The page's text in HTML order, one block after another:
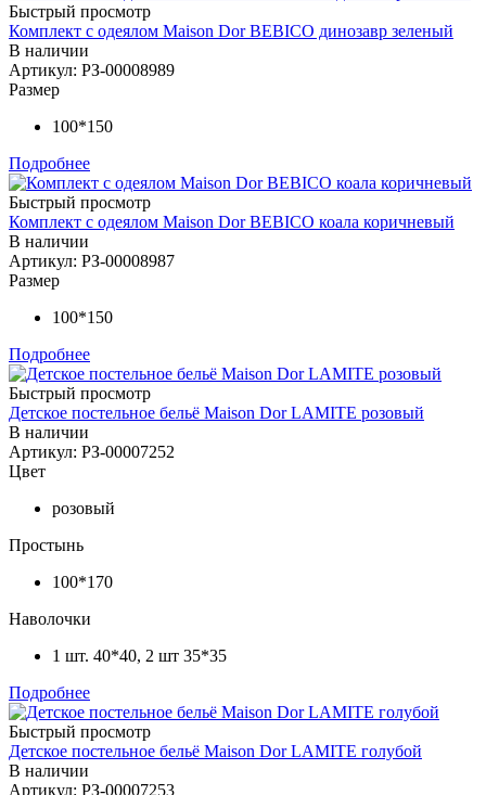
Быстрый просмотр
Комплект с одеялом Maison Dor BEBICO динозавр зеленый
В наличии
Артикул: РЗ-00008989
Размер
100*150
Подробнее
Быстрый просмотр
Комплект с одеялом Maison Dor BEBICO коала коричневый
В наличии
Артикул: РЗ-00008987
Размер
100*150
Подробнее
Быстрый просмотр
Детское постельное бельё Maison Dor LAMITE розовый
В наличии
Артикул: РЗ-00007252
Цвет
розовый
Простынь
100*170
Наволочки
1 шт. 40*40, 2 шт 35*35
Подробнее
Быстрый просмотр
Детское постельное бельё Maison Dor LAMITE голубой
В наличии
Артикул: РЗ-00007253